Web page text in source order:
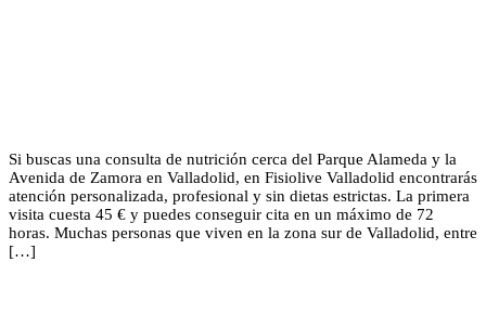
Si buscas una consulta de nutrición cerca del Parque Alameda y la
Avenida de Zamora en Valladolid, en Fisiolive Valladolid encontrarás
atención personalizada, profesional y sin dietas estrictas. La primera
visita cuesta 45 € y puedes conseguir cita en un máximo de 72
horas. Muchas personas que viven en la zona sur de Valladolid, entre
[…]